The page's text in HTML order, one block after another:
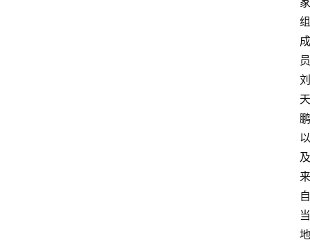
组
成
员
刘
天
鹏
以
及
来
自
当
地